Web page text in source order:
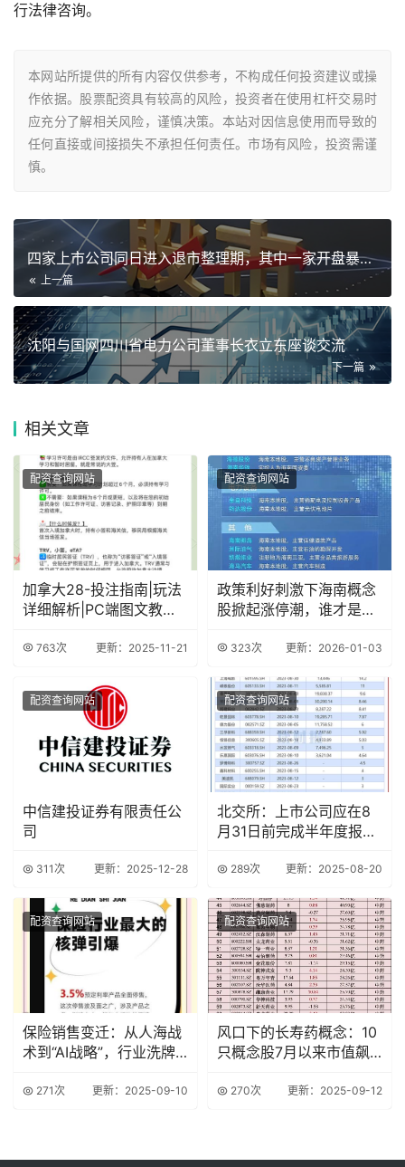
行法律咨询。
本网站所提供的所有内容仅供参考，不构成任何投资建议或操
作依据。股票配资具有较高的风险，投资者在使用杠杆交易时
应充分了解相关风险，谨慎决策。本站对因信息使用而导致的
任何直接或间接损失不承担任何责任。市场有风险，投资需谨
慎。
四家上市公司同日进入退市整理期，其中一家开盘暴跌超90%
上一篇
沈阳与国网四川省电力公司董事长衣立东座谈交流
下一篇
相关文章
配资查询网站
加拿大28-投注指南|玩法
详细解析|PC端图文教程|
763次 更新：2025-11-21
配资查询网站
政策利好刺激下海南概念
股掀起涨停潮，谁才是真
323次 更新：2026-01-03
配资查询网站
中信建投证券有限责任公
司
311次 更新：2025-12-28
配资查询网站
北交所：上市公司应在8
月31日前完成半年度报告
289次 更新：2025-08-20
配资查询网站
保险销售变迁：从人海战
术到“AI战略”，行业洗牌
271次 更新：2025-09-10
配资查询网站
风口下的长寿药概念：10
只概念股7月以来市值飙
270次 更新：2025-09-12